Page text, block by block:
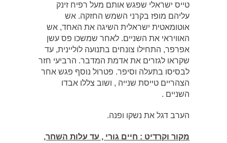
טייס ישראלי שפגש אותם מעל רפיח זינק
עליהם מופז בקרני השמש החזקה. אש
אוטומאטית ישראלית השיגה את האחד, אש
האוויראי את השניים. לאחר שמשכו פס עשן
אפרפר, התחילו צונחים בתנועה לוליינית, עד
שקראו לגזרים את אדמת המדבר. הרביעי חזר
לבסיסו בתעלה וסיפר. פטרול נוסף פגש אחר
הצהריים טייסת שנייה , ושוב צללו אבדו
השניים .
הערב דגל את נשקו ופנה.
מקור וקרדיט : חיים גורי , עד עלות השחר,